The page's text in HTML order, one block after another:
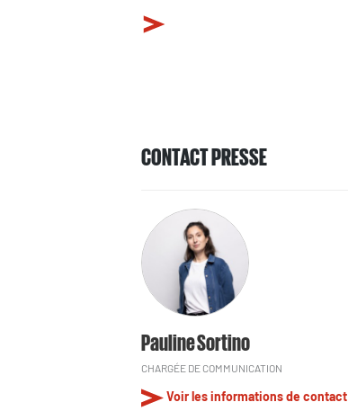
CONTACT PRESSE
Pauline Sortino
CHARGÉE DE COMMUNICATION
Voir les informations de contact